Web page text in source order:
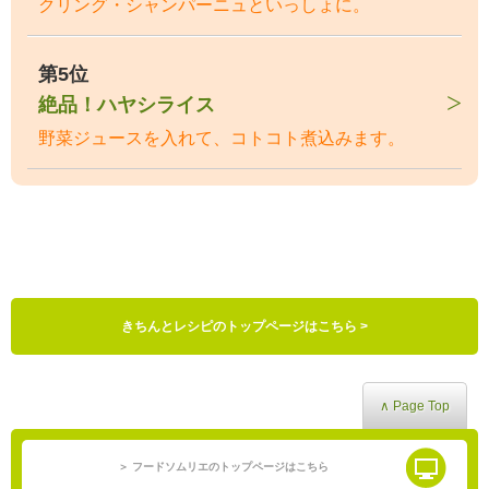
クリング・シャンパーニュといっしょに。
第5位
絶品！ハヤシライス
野菜ジュースを入れて、コトコト煮込みます。
きちんとレシピのトップページはこちら >
∧ Page Top
＞ フードソムリエのトップページはこちら